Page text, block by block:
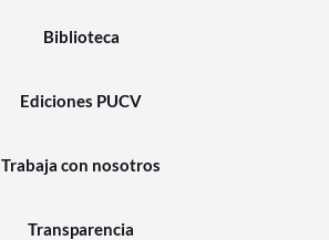
Biblioteca
Ediciones PUCV
Trabaja con nosotros
Transparencia